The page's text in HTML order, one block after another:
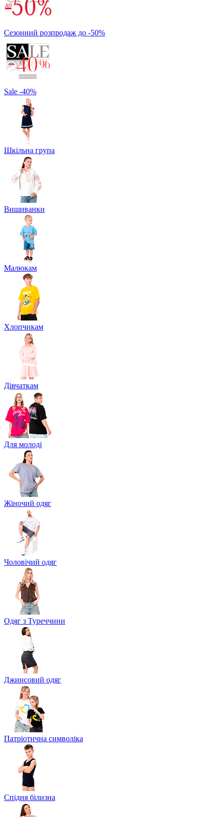
Сезонний розпродаж до -50%
Sale -40%
Шкільна група
Вишиванки
Малюкам
Хлопчикам
Дівчаткам
Для молоді
Жіночий одяг
Чоловічий одяг
Одяг з Туреччини
Джинсовий одяг
Патріотична символіка
Спідня білизна